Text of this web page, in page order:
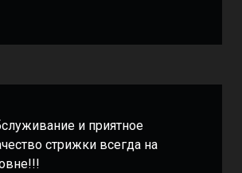
и приятное
стрижки всегда на